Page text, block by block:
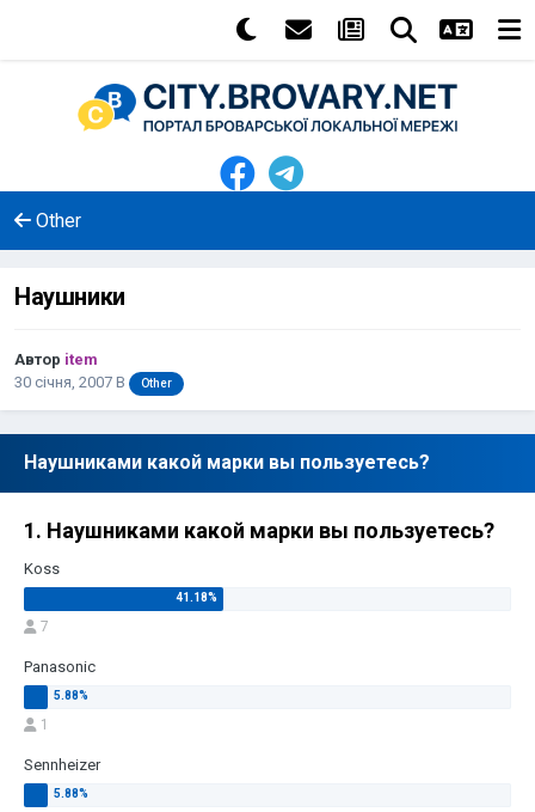
Other
Наушники
Автор item
30 січня, 2007 В Other
Наушниками какой марки вы пользуетесь?
1. Наушниками какой марки вы пользуетесь?
Koss
7
Panasonic
1
Sennheizer